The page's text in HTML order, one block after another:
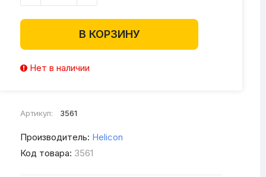
В КОРЗИНУ
Нет в наличии
Артикул: 3561
Производитель: Helicon
Код товара: 3561